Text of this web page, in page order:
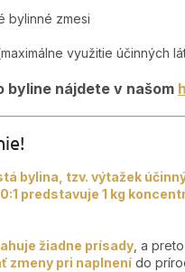
bylinné zmesi
využitie účinných
nájdete v našom
bylina, tzv. výtažek
predstavuje 1 kg
žiadne prísady , a
zmeny pri naplnení do